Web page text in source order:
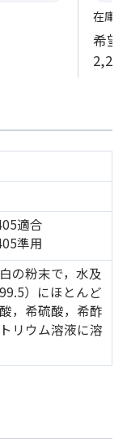
在庫
希望
適合
準用
の粉末で，水及
）にほとんど
，希硫酸，希酢
リウム溶液に溶